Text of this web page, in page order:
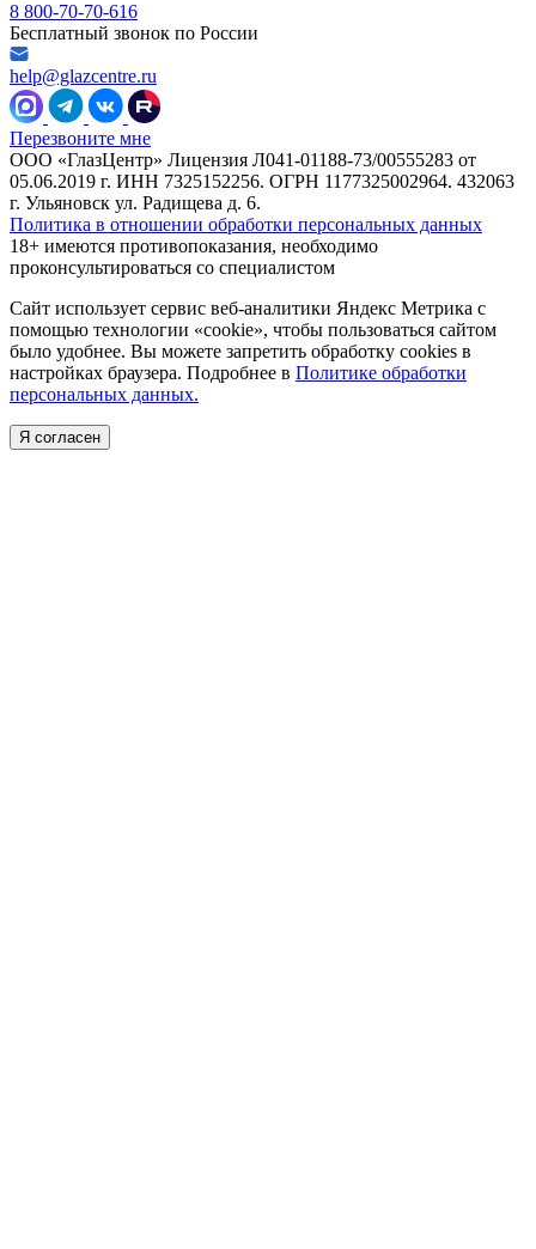
8 800-70-70-616
Бесплатный звонок по России
help@glazcentre.ru
Перезвоните мне
ООО «ГлазЦентр» Лицензия Л041-01188-73/00555283 от
05.06.2019 г. ИНН 7325152256. ОГРН 1177325002964. 432063
г. Ульяновск ул. Радищева д. 6.
Политика в отношении обработки персональных данных
18+ имеются противопоказания, необходимо
проконсультироваться со специалистом
Сайт использует сервис веб-аналитики Яндекс Метрика с
помощью технологии «cookie», чтобы пользоваться сайтом
было удобнее. Вы можете запретить обработку cookies в
настройках браузера. Подробнее в Политике обработки
персональных данных.
Я согласен